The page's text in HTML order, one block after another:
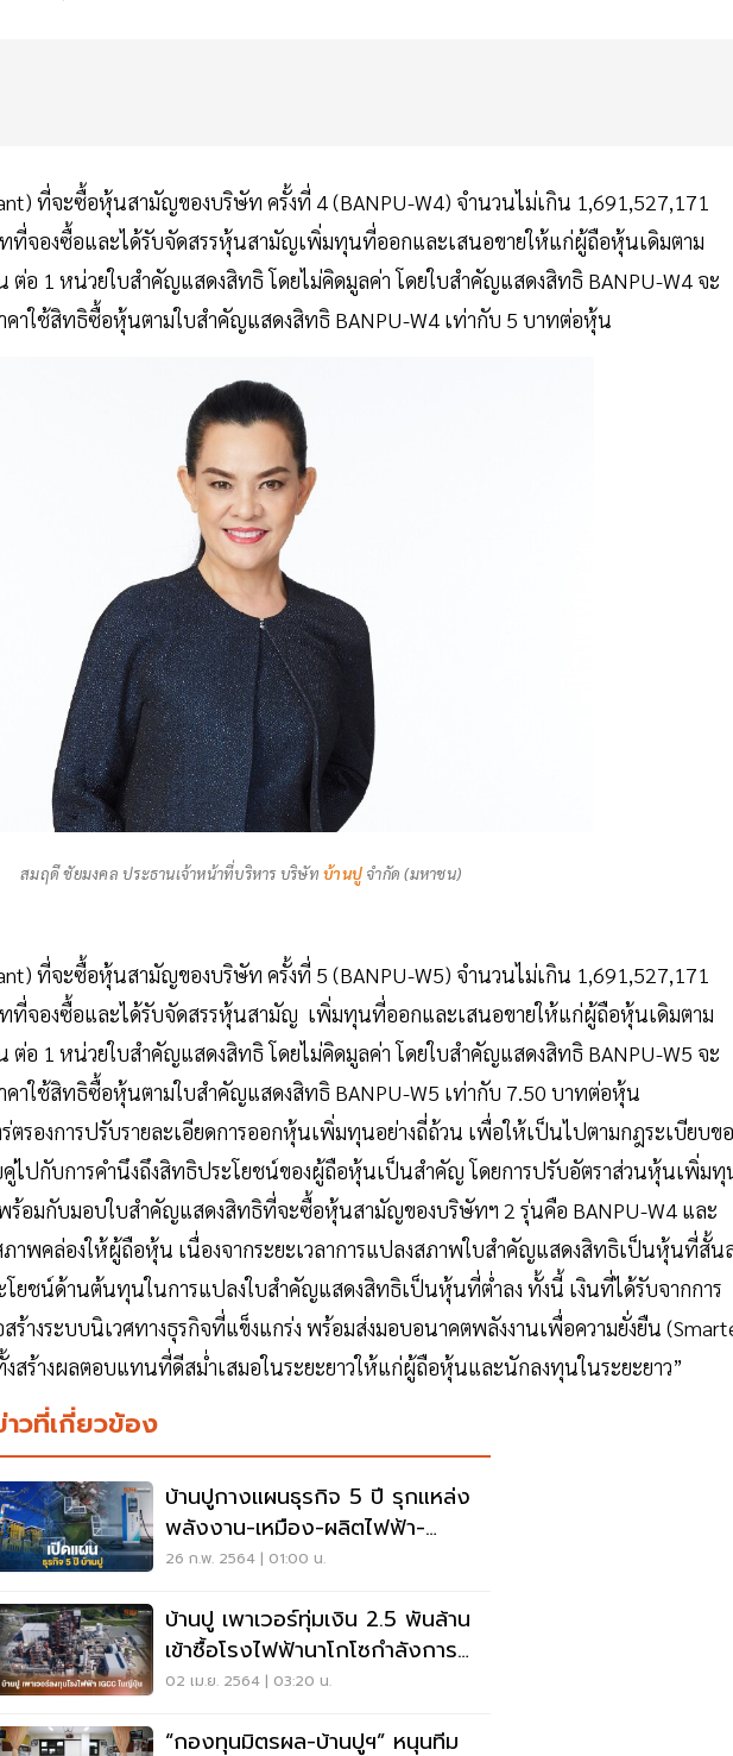
ที่จะซื้อหุ้นสามัญของบริษัท ครั้งที่ 4 (BANPU-W4) จำนวนไม่เกิน 1,691,527,171
จองซื้อและได้รับจัดสรรหุ้นสามัญเพิ่มทุนที่ออกและเสนอขายให้แก่ผู้ถือหุ้นเดิมตาม
อ 1 หน่วยใบสำคัญแสดงสิทธิ โดยไม่คิดมูลค่า โดยใบสำคัญแสดงสิทธิ BANPU-W4 จะ
าใช้สิทธิซื้อหุ้นตามใบสำคัญแสดงสิทธิ BANPU-W4 เท่ากับ 5 บาทต่อหุ้น
สมฤดี ชัยมงคล ประธานเจ้าหน้าที่บริหาร บริษัท บ้านปู จำกัด (มหาชน)
ที่จะซื้อหุ้นสามัญของบริษัท ครั้งที่ 5 (BANPU-W5) จำนวนไม่เกิน 1,691,527,171
ที่จองซื้อและได้รับจัดสรรหุ้นสามัญ เพิ่มทุนที่ออกและเสนอขายให้แก่ผู้ถือหุ้นเดิมตาม
อ 1 หน่วยใบสำคัญแสดงสิทธิ โดยไม่คิดมูลค่า โดยใบสำคัญแสดงสิทธิ BANPU-W5 จะ
าใช้สิทธิซื้อหุ้นตามใบสำคัญแสดงสิทธิ BANPU-W5 เท่ากับ 7.50 บาทต่อหุ้น
รองการปรับรายละเอียดการออกหุ้นเพิ่มทุนอย่างถี่ถ้วน เพื่อให้เป็นไปตามกฎระเบียบข
ไปกับการคำนึงถึงสิทธิประโยชน์ของผู้ถือหุ้นเป็นสำคัญ โดยการปรับอัตราส่วนหุ้นเพิ่มทุ
อมกับมอบใบสําคัญแสดงสิทธิที่จะซื้อหุ้นสามัญของบริษัทฯ 2 รุ่นคือ BANPU-W4 และ
าพคล่องให้ผู้ถือหุ้น เนื่องจากระยะเวลาการแปลงสภาพใบสำคัญแสดงสิทธิเป็นหุ้นที่สั้น
ยชน์ด้านต้นทุนในการแปลงใบสำคัญแสดงสิทธิเป็นหุ้นที่ต่ำลง ทั้งนี้ เงินที่ได้รับจากการ
างระบบนิเวศทางธุรกิจที่แข็งแกร่ง พร้อมส่งมอบอนาคตพลังงานเพื่อความยั่งยืน
สร้างผลตอบแทนที่ดีสม่ำเสมอในระยะยาวให้แก่ผู้ถือหุ้นและนักลงทุนในระยะยาว”
าวที่เกี่ยวข้อง
บ้านปูกางแผนธุรกิจ 5 ปี รุกแหล่ง
พลังงาน-เหมือง-ผลิตไฟฟ้า-
เทคโนโลยีพลังงาน
26 ก.พ. 2564 | 01:00 น.
บ้านปู เพาเวอร์ทุ่มเงิน 2.5 พันล้าน
เข้าซื้อโรงไฟฟ้านาโกโซกำลังการ
ผลิต 73 เมกะวัตต์
02 เม.ย. 2564 | 03:20 น.
“กองทุนมิตรผล-บ้านปูฯ” หนุนทีม